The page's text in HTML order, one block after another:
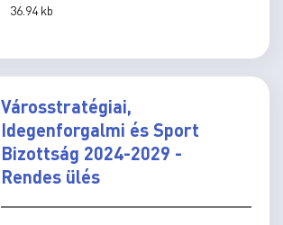
36.94 kb
Városstratégiai,
Idegenforgalmi és Sport
Bizottság 2024-2029 -
Rendes ülés